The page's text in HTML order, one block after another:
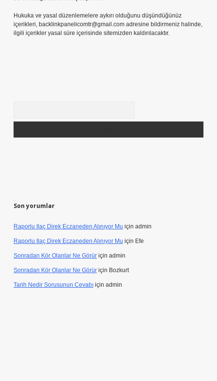
Hukuka ve yasal düzenlemelere aykırı olduğunu düşündüğünüz
içerikleri, backlinkpanelicomtr@gmail.com adresine bildirmeniz halinde,
ilgili içerikler yasal süre içerisinde sitemizden kaldırılacaktır.
Son yorumlar
Raporlu Ilaç Direk Eczaneden Alınıyor Mu için admin
Raporlu Ilaç Direk Eczaneden Alınıyor Mu için Efe
Sonradan Kör Olanlar Ne Görür için admin
Sonradan Kör Olanlar Ne Görür için Bozkurt
Tarih Nedir Sorusunun Cevabı için admin